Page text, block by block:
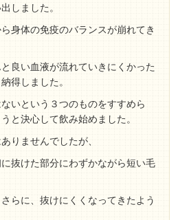
しました。
身体の免疫のバランスが崩れてき
良い血液が流れていきにくかった
得しました。
いという３つのものをすすめら
と決心して飲み始めました。
りませんでしたが、
抜けた部分にわずかながら短い毛
らに、抜けにくくなってきたよう